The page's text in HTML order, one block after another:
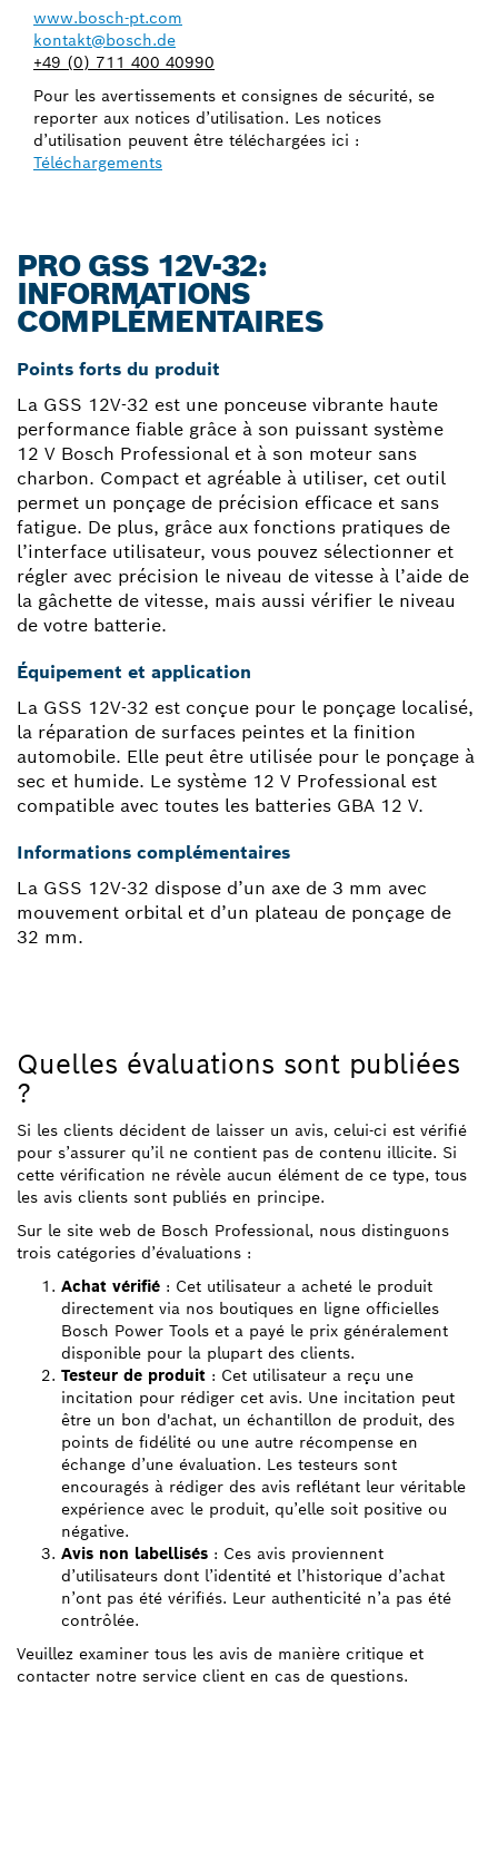
www.bosch-pt.com
kontakt@bosch.de
+49 (0) 711 400 40990
Pour les avertissements et consignes de sécurité, se
reporter aux notices d’utilisation. Les notices
d’utilisation peuvent être téléchargées ici :
Téléchargements
PRO GSS 12V-32:
INFORMATIONS
COMPLÉMENTAIRES
Points forts du produit
La GSS 12V-32 est une ponceuse vibrante haute
performance fiable grâce à son puissant système
12 V Bosch Professional et à son moteur sans
charbon. Compact et agréable à utiliser, cet outil
permet un ponçage de précision efficace et sans
fatigue. De plus, grâce aux fonctions pratiques de
l’interface utilisateur, vous pouvez sélectionner et
régler avec précision le niveau de vitesse à l’aide de
la gâchette de vitesse, mais aussi vérifier le niveau
de votre batterie.
Équipement et application
La GSS 12V-32 est conçue pour le ponçage localisé,
la réparation de surfaces peintes et la finition
automobile. Elle peut être utilisée pour le ponçage à
sec et humide. Le système 12 V Professional est
compatible avec toutes les batteries GBA 12 V.
Informations complémentaires
La GSS 12V-32 dispose d’un axe de 3 mm avec
mouvement orbital et d’un plateau de ponçage de
32 mm.
Quelles évaluations sont publiées
?
Si les clients décident de laisser un avis, celui-ci est vérifié
pour s’assurer qu’il ne contient pas de contenu illicite. Si
cette vérification ne révèle aucun élément de ce type, tous
les avis clients sont publiés en principe.
Sur le site web de Bosch Professional, nous distinguons
trois catégories d’évaluations :
Achat vérifié : Cet utilisateur a acheté le produit
directement via nos boutiques en ligne officielles
Bosch Power Tools et a payé le prix généralement
disponible pour la plupart des clients.
Testeur de produit : Cet utilisateur a reçu une
incitation pour rédiger cet avis. Une incitation peut
être un bon d'achat, un échantillon de produit, des
points de fidélité ou une autre récompense en
échange d’une évaluation. Les testeurs sont
encouragés à rédiger des avis reflétant leur véritable
expérience avec le produit, qu’elle soit positive ou
négative.
Avis non labellisés : Ces avis proviennent
d’utilisateurs dont l’identité et l’historique d’achat
n’ont pas été vérifiés. Leur authenticité n’a pas été
contrôlée.
Veuillez examiner tous les avis de manière critique et
contacter notre service client en cas de questions.